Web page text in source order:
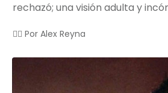
rechazó; una visión adulta y
✍🏻 Por Alex Reyna